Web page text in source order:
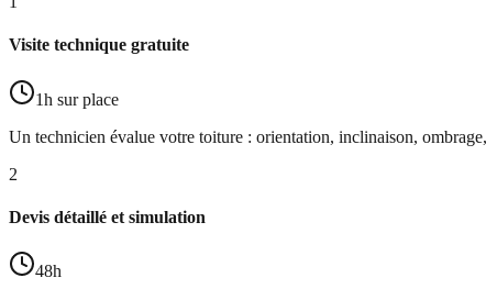
Visite technique gratuite
1h sur place
Un technicien évalue votre toiture : orientation, inclinaison,
2
Devis détaillé et simulation
48h